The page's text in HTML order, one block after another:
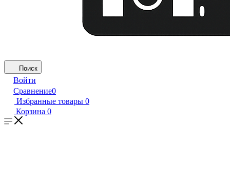
Поиск
Войти
Сравнение0
Избранные товары 0
Корзина 0